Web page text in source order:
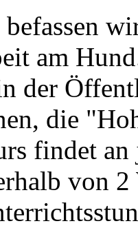
am
der
die
findet
von